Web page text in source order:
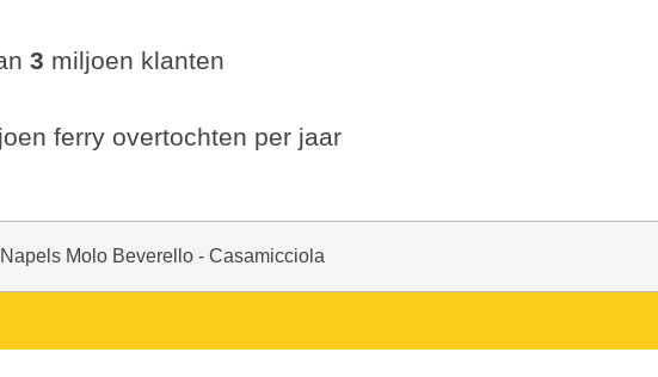
3 miljoen klanten
ferry overtochten per jaar
Napels Molo Beverello - Casamicciola